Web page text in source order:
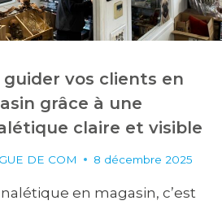
guider vos clients en
grâce à une
claire et visible
DE COM 8 décembre 2025
en magasin, c’est